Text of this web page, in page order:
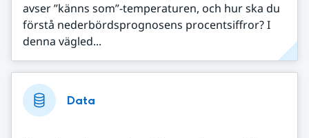
avser ”känns som”-temperaturen, och hur ska du
förstå nederbördsprognosens procentsiffror? I
denna vägled...
Data